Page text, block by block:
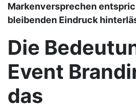
Markenversprechen
bleibenden Eindruck
Die
Event
das